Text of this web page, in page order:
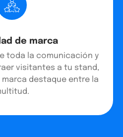
de marca
toda la comunicación y
visitantes a tu stand,
destaque entre la